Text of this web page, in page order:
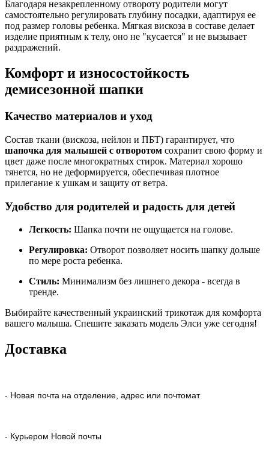
Благодаря незакрепленному отвороту родители могут
самостоятельно регулировать глубину посадки, адаптируя ее
под размер головы ребенка. Мягкая вискоза в составе делает
изделие приятным к телу, оно не "кусается" и не вызывает
раздражений.
Комфорт и износостойкость
демисезонной шапки
Качество материалов и уход
Состав ткани (вискоза, нейлон и ПБТ) гарантирует, что
шапочка для малышей с отворотом сохранит свою форму и
цвет даже после многократных стирок. Материал хорошо
тянется, но не деформируется, обеспечивая плотное
прилегание к ушкам и защиту от ветра.
Удобство для родителей и радость для детей
Легкость: Шапка почти не ощущается на голове.
Регулировка: Отворот позволяет носить шапку дольше
по мере роста ребенка.
Стиль: Минимализм без лишнего декора - всегда в
тренде.
Выбирайте качественный украинский трикотаж для комфорта
вашего малыша. Спешите заказать модель Элси уже сегодня!
Доставка
- Новая почта на отделение, адрес или почтомат
- Курьером Новой почты